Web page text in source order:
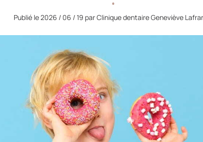
Publié le 2026 / 06 / 19 par Clinique dentaire Geneviève